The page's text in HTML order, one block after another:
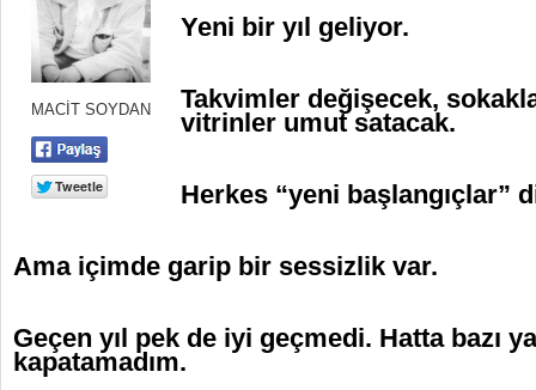
MACİT SOYDAN
Yeni bir yıl geliyor.
Takvimler değişecek,
vitrinler umut satacak.
Herkes “yeni başlangıçlar”
Ama içimde garip bir sessizlik var.
Geçen yıl pek de iyi geçmedi. Hatta bazı
kapatamadım.